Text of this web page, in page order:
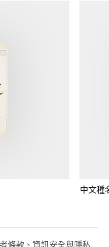
中文種
條款、資訊安全與隱私